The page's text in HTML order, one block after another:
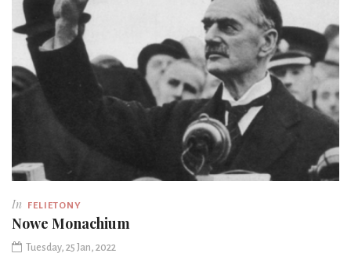
In FELIETONY
Nowe Monachium
Tuesday, 25 Jan, 2022